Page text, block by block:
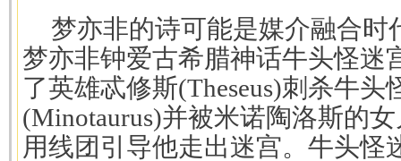
梦亦非的诗可能是媒介融合时
梦亦非钟爱古希腊神话牛头怪迷
了英雄忒修斯(Theseus)刺杀牛头
(Minotaurus)并被米诺陶洛斯的
用线团引导他走出迷宫。牛头怪